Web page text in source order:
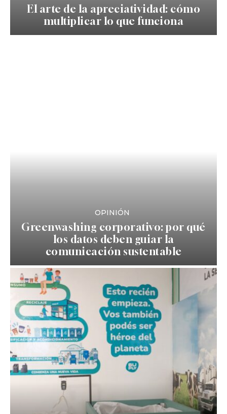
El arte de la apreciatividad: cómo
multiplicar lo que funciona
OPINIÓN
Greenwashing corporativo: por qué
los datos deben guiar la
comunicación sustentable